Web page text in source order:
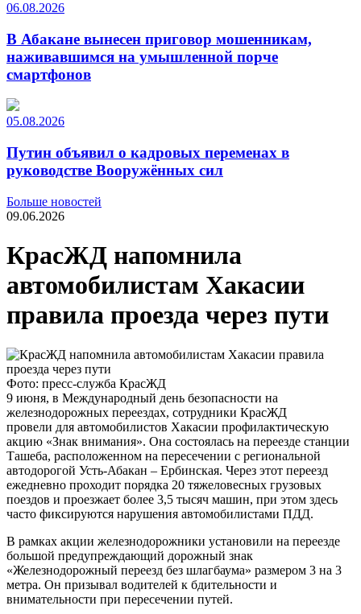
06.08.2026
В Абакане вынесен приговор мошенникам,
наживавшимся на умышленной порче
смартфонов
05.08.2026
Путин объявил о кадровых переменах в
руководстве Вооружённых сил
Больше новостей
09.06.2026
КрасЖД напомнила
автомобилистам Хакасии
правила проезда через пути
Фото: пресс-служба КрасЖД
9 июня, в Международный день безопасности на
железнодорожных переездах, сотрудники КрасЖД
провели для автомобилистов Хакасии профилактическую
акцию «Знак внимания». Она состоялась на переезде станции
Ташеба, расположенном на пересечении с региональной
автодорогой Усть-Абакан – Ербинская. Через этот переезд
ежедневно проходит порядка 20 тяжеловесных грузовых
поездов и проезжает более 3,5 тысяч машин, при этом здесь
часто фиксируются нарушения автомобилистами ПДД.
В рамках акции железнодорожники установили на переезде
большой предупреждающий дорожный знак
«Железнодорожный переезд без шлагбаума» размером 3 на 3
метра. Он призывал водителей к бдительности и
внимательности при пересечении путей.